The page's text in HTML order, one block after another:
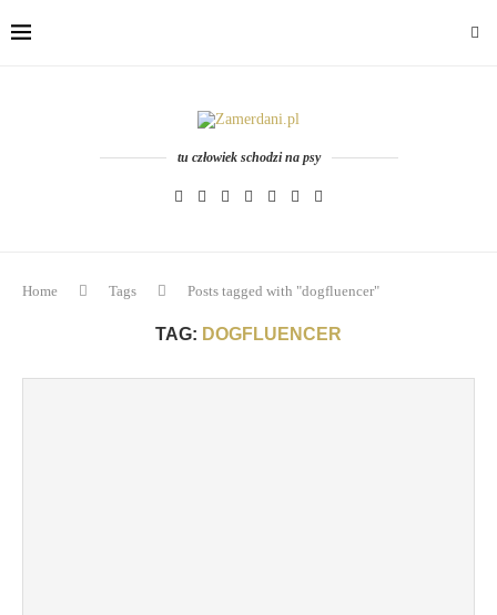
tu człowiek schodzi na psy
Home Tags Posts tagged with "dogfluencer"
TAG: DOGFLUENCER